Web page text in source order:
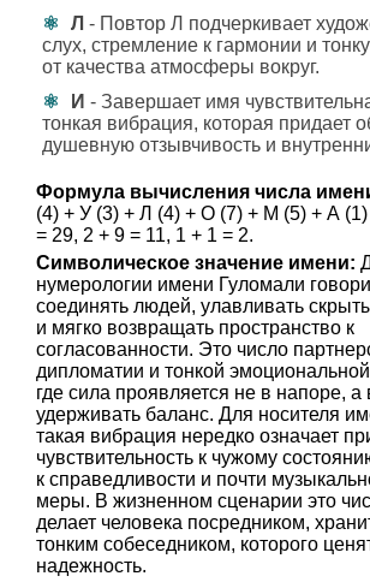
Л - Повтор Л подчеркивает
слух, стремление к гармонии и
от качества атмосферы вокруг.
И - Завершает имя
тонкая вибрация, которая придает
душевную отзывчивость и
Формула вычисления числа
(4) + У (3) + Л (4) + О (7) + М (5) + А
= 29, 2 + 9 = 11, 1 + 1 = 2.
Символическое значение имени:
нумерологии имени Гуломали
соединять людей, улавливать
и мягко возвращать пространство к
согласованности. Это число
дипломатии и тонкой
где сила проявляется не в напоре, а
удерживать баланс. Для носителя
такая вибрация нередко означает
чувствительность к чужому
к справедливости и почти
меры. В жизненном сценарии это
делает человека посредником,
тонким собеседником, которого
надежность.